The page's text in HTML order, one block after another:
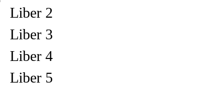
Liber 2
Liber 3
Liber 4
Liber 5